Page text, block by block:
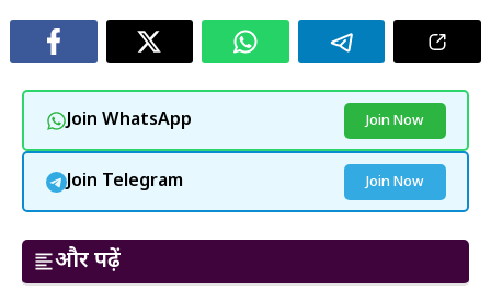
Join WhatsApp Join Now
Join Telegram Join Now
और पढ़ें